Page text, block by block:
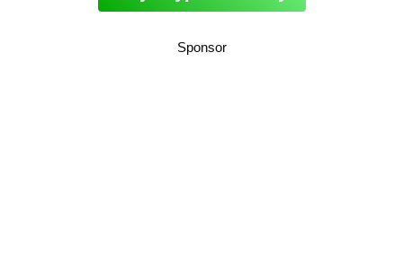
Sponsor